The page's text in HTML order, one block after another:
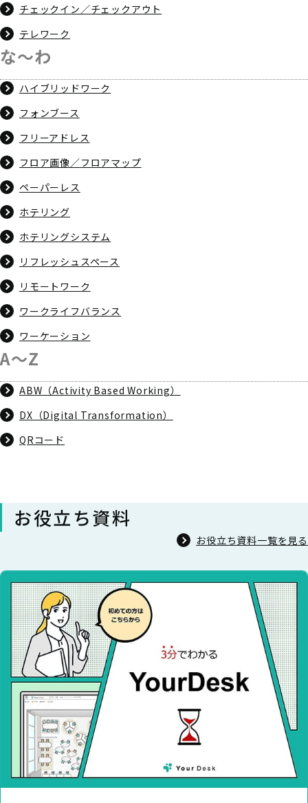
チェックイン／チェックアウト
テレワーク
な～わ
ハイブリッドワーク
フォンブース
フリーアドレス
フロア画像／フロアマップ
ペーパーレス
ホテリング
ホテリングシステム
リフレッシュスペース
リモートワーク
ワークライフバランス
ワーケーション
A～Z
ABW（Activity Based Working）
DX（Digital Transformation）
QRコード
お役立ち資料
お役立ち資料一覧を見る